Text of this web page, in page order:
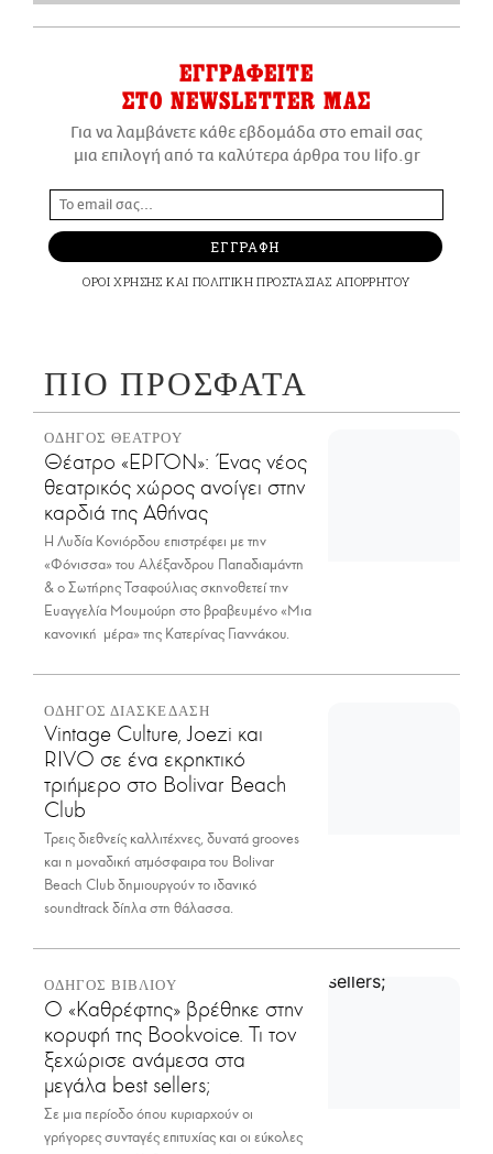
ΕΓΓΡΑΦΕΙΤΕ
ΣΤΟ NEWSLETTER ΜΑΣ
Για να λαμβάνετε κάθε εβδομάδα στο email σας
μια επιλογή από τα καλύτερα άρθρα του lifo.gr
ΕΓΓΡΑΦΗ
ΟΡΟΙ ΧΡΗΣΗΣ ΚΑΙ ΠΟΛΙΤΙΚΗ ΠΡΟΣΤΑΣΙΑΣ ΑΠΟΡΡΗΤΟΥ
ΠΙΟ ΠΡΟΣΦΑΤΑ
ΟΔΗΓΟΣ ΘΕΑΤΡΟΥ
Θέατρο «ΕΡΓΟΝ»: Ένας νέος
θεατρικός χώρος ανοίγει στην
καρδιά της Αθήνας
Η Λυδία Κονιόρδου επιστρέφει με την
«Φόνισσα» του Αλέξανδρου Παπαδιαμάντη
& ο Σωτήρης Τσαφούλιας σκηνοθετεί την
Ευαγγελία Μουμούρη στο βραβευμένο «Μια
κανονική μέρα» της Κατερίνας Γιαννάκου.
ΟΔΗΓΟΣ ΔΙΑΣΚΕΔΑΣΗ
Vintage Culture, Joezi και
RIVO σε ένα εκρηκτικό
τριήμερο στο Bolivar Beach
Club
Τρεις διεθνείς καλλιτέχνες, δυνατά grooves
και η μοναδική ατμόσφαιρα του Bolivar
Beach Club δημιουργούν το ιδανικό
soundtrack δίπλα στη θάλασσα.
ΟΔΗΓΟΣ ΒΙΒΛΙΟΥ
Ο «Καθρέφτης» βρέθηκε στην
κορυφή της Bookvoice. Τι τον
ξεχώρισε ανάμεσα στα
μεγάλα best sellers;
Σε μια περίοδο όπου κυριαρχούν οι
γρήγορες συνταγές επιτυχίας και οι εύκολες